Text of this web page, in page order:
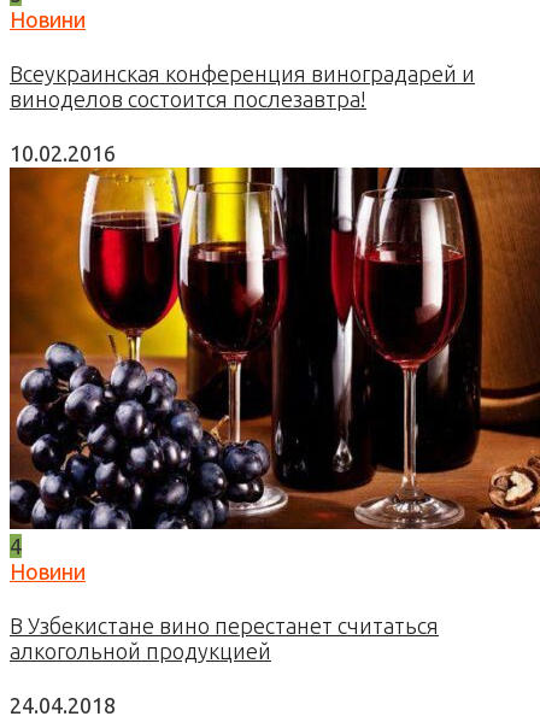
Новини
Всеукраинская конференция виноградарей и
виноделов состоится послезавтра!
10.02.2016
4
Новини
В Узбекистане вино перестанет считаться
алкогольной продукцией
24.04.2018